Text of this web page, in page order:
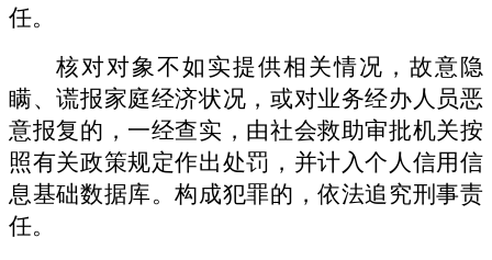
任。
核对对象不如实提供相关情况，故意隐
瞒、谎报家庭经济状况，或对业务经办人员恶
意报复的，一经查实，由社会救助审批机关按
照有关政策规定作出处罚，并计入个人信用信
息基础数据库。构成犯罪的，依法追究刑事责
任。